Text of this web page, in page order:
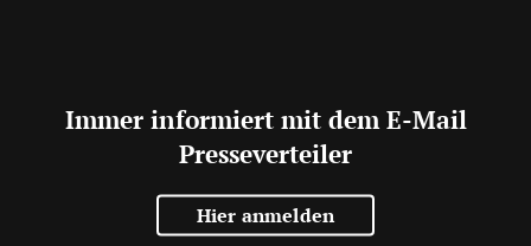
Immer informiert mit dem E-Mail
Presseverteiler
Hier anmelden